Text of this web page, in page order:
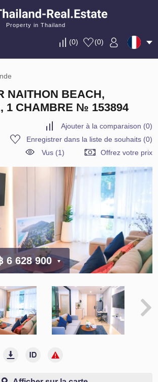
Property in Thailand
(0) (0)
NAITHON BEACH,
1 CHAMBRE № 153894
Ajouter à la comparaison (0)
Enregistrer dans la liste de souhaits(0)
Vus (1)
Offrez votre prix
6 628 900